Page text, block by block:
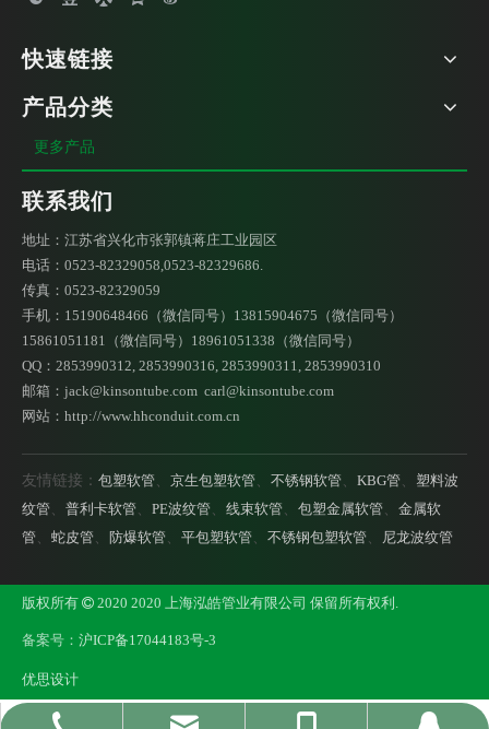
快速链接
产品分类
更多产品
联系我们
地址：江苏省兴化市张郭镇蒋庄工业园区
电话：0523-82329058,0523-82329686.
传真：0523-82329059
手机：15190648466（微信同号）13815904675（微信同号）
15861051181（微信同号）18961051338（微信同号）
QQ：2853990312, 2853990316, 2853990311, 2853990310
邮箱： jack@kinsontube.com carl@kinsontube.com
网站：http://www.hhconduit.com.cn
友情链接： 包塑软管、 京生包塑软管、 不锈钢软管、 KBG管、 塑料波
纹管、 普利卡软管、 PE波纹管、 线束软管、 包塑金属软管、 金属软
管、 蛇皮管、 防爆软管、 平包塑软管、 不锈钢包塑软管、 尼龙波纹管
版权所有  2020 2020 上海泓皓管业有限公司 保留所有权利.
备案号： 沪ICP备17044183号-3
优思设计